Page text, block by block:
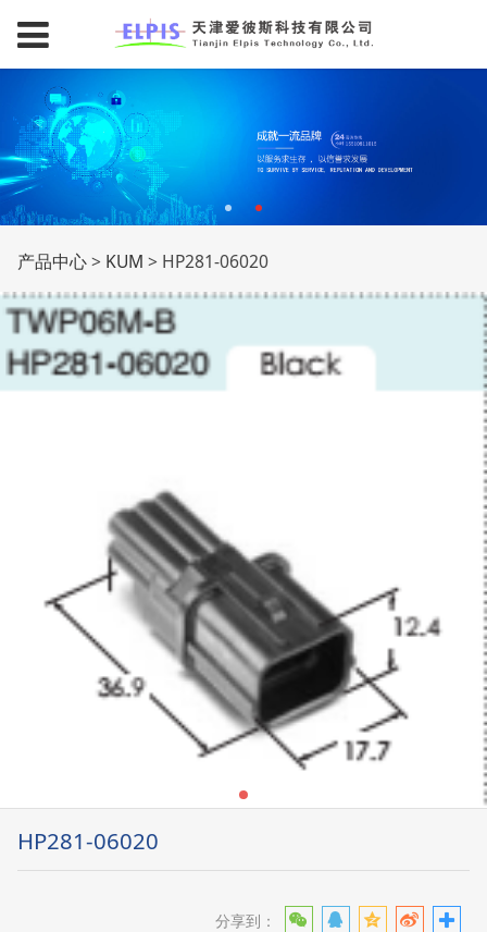
HP281-06020
产品中心> KUM > HP281-06020
HP281-06020
分享到：